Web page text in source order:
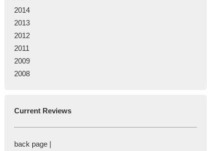
2014
2013
2012
2011
2009
2008
Current Reviews
back page |